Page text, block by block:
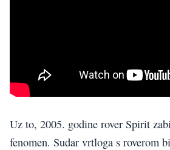
Uz to, 2005. godine rover Spirit
fenomen. Sudar vrtloga s roverom